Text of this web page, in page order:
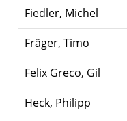
Fiedler, Michel
Fräger, Timo
Felix Greco, Gil
Heck, Philipp